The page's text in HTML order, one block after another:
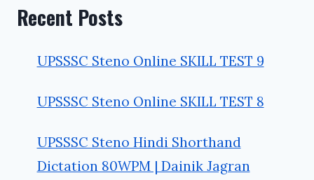
Recent Posts
UPSSSC Steno Online SKILL TEST 9
UPSSSC Steno Online SKILL TEST 8
UPSSSC Steno Hindi Shorthand
Dictation 80WPM | Dainik Jagran